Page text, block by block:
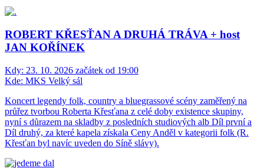
ROBERT KŘESŤAN A DRUHÁ TRÁVA + host
JAN KOŘÍNEK
Kdy: 23. 10. 2026 začátek od 19:00
Kde: MKS Velký sál
Koncert legendy folk, country a bluegrassové scény zaměřený na
průřez tvorbou Roberta Křesťana z celé doby existence skupiny,
nyní s důrazem na skladby z posledních studiových alb Díl první a
Díl druhý, za které kapela získala Ceny Anděl v kategorii folk (R.
Křesťan byl navíc uveden do Síně slávy).